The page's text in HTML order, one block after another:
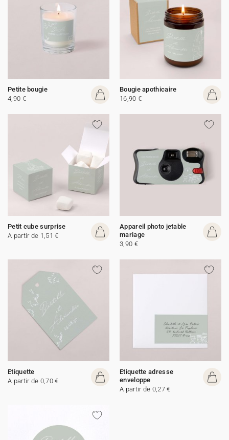
Petite bougie
4,90 €
Bougie apothicaire
16,90 €
Petit cube surprise
A partir de 1,51 €
Appareil photo jetable
mariage
3,90 €
Etiquette
A partir de 0,70 €
Etiquette adresse
enveloppe
A partir de 0,27 €